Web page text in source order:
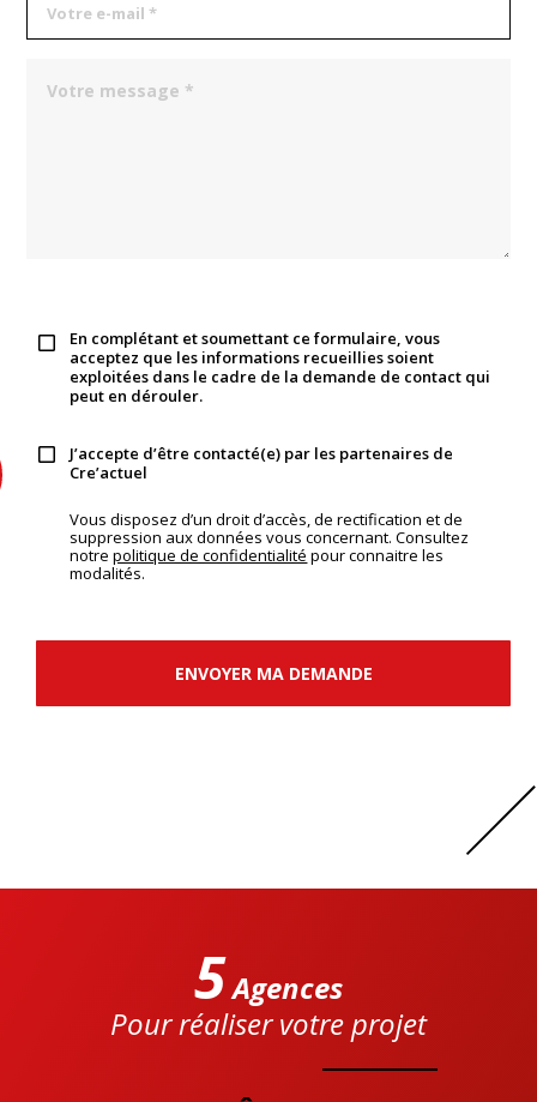
En complétant et soumettant ce formulaire, vous
acceptez que les informations recueillies soient
exploitées dans le cadre de la demande de contact qui
peut en dérouler.
J’accepte d’être contacté(e) par les partenaires de
Cre’actuel
Vous disposez d’un droit d’accès, de rectification et de
suppression aux données vous concernant. Consultez
notrepolitique de confidentialité pour connaitre les
modalités.
ENVOYER MA DEMANDE
5Agences
Pour réaliser votre projet